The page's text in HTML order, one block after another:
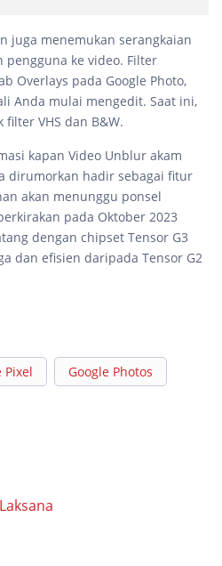
juga menemukan serangkaian
ke video. Filter
Overlays pada Google Photo,
Anda mulai mengedit. Saat ini,
VHS dan B&W.
kapan Video Unblur akam
dirumorkan hadir sebagai fitur
akan menunggu ponsel
pada Oktober 2023
dengan chipset Tensor G3
dan efisien daripada Tensor G2
Pixel Google Photos